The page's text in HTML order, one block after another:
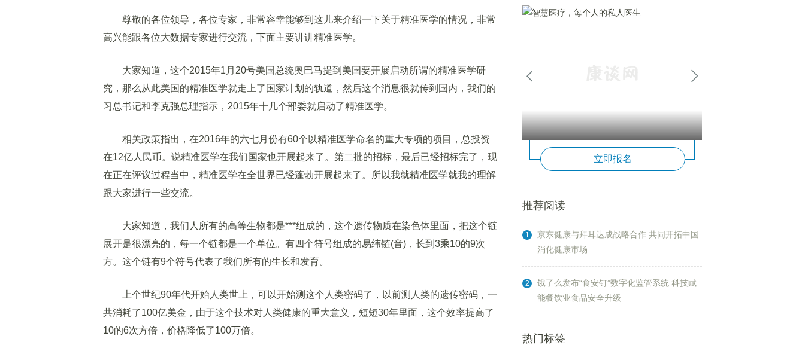
尊敬的各位领导，各位专家，非常容幸能够到这儿来介绍一下关于精准医学的情况，非常
高兴能跟各位大数据专家进行交流，下面主要讲讲精准医学。
大家知道，这个2015年1月20号美国总统奥巴马提到美国要开展启动所谓的精准医学研
究，那么从此美国的精准医学就走上了国家计划的轨道，然后这个消息很就传到国内，我们的
习总书记和李克强总理指示，2015年十几个部委就启动了精准医学。
相关政策指出，在2016年的六七月份有60个以精准医学命名的重大专项的项目，总投资
在12亿人民币。说精准医学在我们国家也开展起来了。第二批的招标，最后已经招标完了，现
在正在评议过程当中，精准医学在全世界已经蓬勃开展起来了。所以我就精准医学就我的理解
跟大家进行一些交流。
大家知道，我们人所有的高等生物都是***组成的，这个遗传物质在染色体里面，把这个链
展开是很漂亮的，每一个链都是一个单位。有四个符号组成的易纬链(音)，长到3乘10的9次
方。这个链有9个符号代表了我们所有的生长和发育。
上个世纪90年代开始人类世上，可以开始测这个人类密码了，以前测人类的遗传密码，一
共消耗了100亿美金，由于这个技术对人类健康的重大意义，短短30年里面，这个效率提高了
10的6次方倍，价格降低了100万倍。
立即报名
推荐阅读
1
京东健康与拜耳达成战略合作 共同开拓中国
消化健康市场
2
饿了么发布“食安钉”数字化监管系统 科技赋
能餐饮业食品安全升级
热门标签